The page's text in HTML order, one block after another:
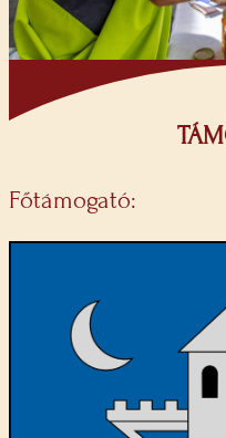
Főtámogató: